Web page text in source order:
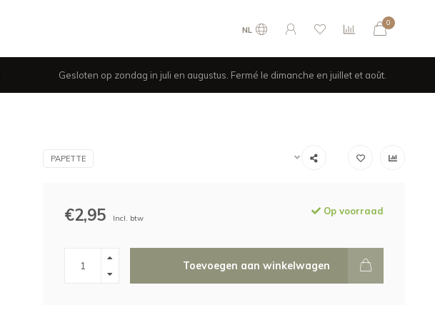
NL
0
Gesloten op zondag in juli en augustus. Fermé le dimanche en juillet et août.
PAPETTE
€2,95 Incl. btw
Op voorraad
Toevoegen aan winkelwagen